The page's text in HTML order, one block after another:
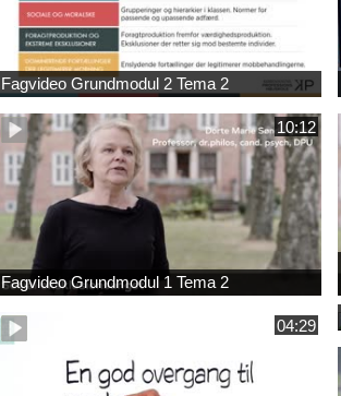
Fagvideo Grundmodul 2 Tema 2
10:12
Fagvideo Grundmodul 1 Tema 2
04:29